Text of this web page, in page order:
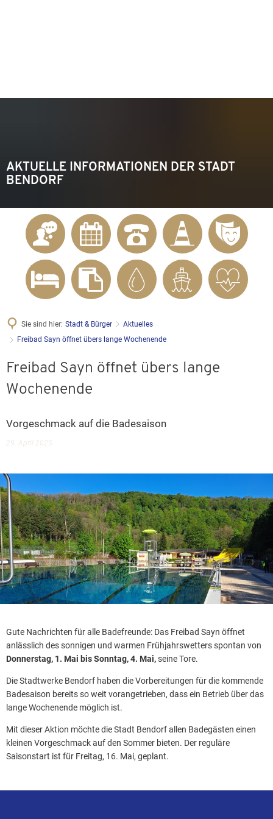
AKTUELLE INFORMATIONEN DER STADT
BENDORF
Sie sind hier: Stadt & Bürger
Aktuelles
Freibad Sayn öffnet übers lange Wochenende
Freibad Sayn öffnet übers lange
Wochenende
Vorgeschmack auf die Badesaison
29. April 2025
Gute Nachrichten für alle Badefreunde: Das Freibad Sayn öffnet
anlässlich des sonnigen und warmen Frühjahrswetters spontan von
Donnerstag, 1. Mai bis Sonntag, 4. Mai,seine Tore.
Die Stadtwerke Bendorf haben die Vorbereitungen für die kommende
Badesaison bereits so weit vorangetrieben, dass ein Betrieb über das
lange Wochenende möglich ist.
Mit dieser Aktion möchte die Stadt Bendorf allen Badegästen einen
kleinen Vorgeschmack auf den Sommer bieten. Der reguläre
Saisonstart ist für Freitag, 16. Mai, geplant.